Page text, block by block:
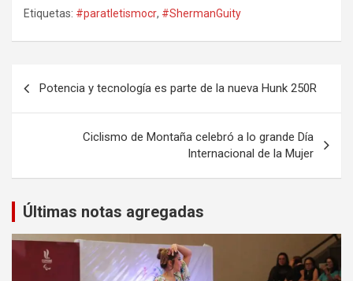
Etiquetas: #paratletismocr, #ShermanGuity
entradas
Potencia y tecnología es parte de la nueva Hunk 250R
Ciclismo de Montaña celebró a lo grande Día
Internacional de la Mujer
Últimas notas agregadas